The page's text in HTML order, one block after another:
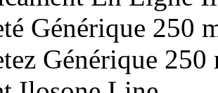
Générique 250
Générique